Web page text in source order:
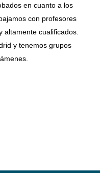
en cuanto a los
con profesores
altamente cualificados.
y tenemos grupos